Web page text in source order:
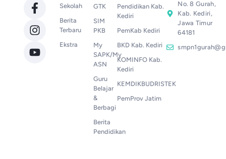
Sekolah
Berita
Terbaru
Ekstra
GTK
SIM
PKB
My
SAPK/My
ASN
Guru
Belajar
&
Berbagi
Berita
Pendidikan
Pendidikan Kab.
Kediri
PemKab Kediri
BKD Kab. Kediri
KOMINFO Kab.
Kediri
KEMDIKBUDRISTEK
PemProv Jatim
No. 8 Gurah,
Kab. Kediri,
Jawa Timur
64181